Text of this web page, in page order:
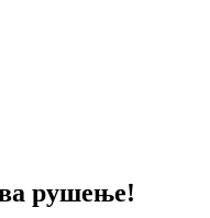
рушење!